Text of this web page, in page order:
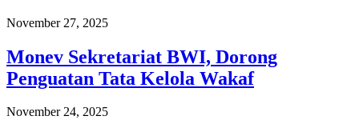
November 27, 2025
Monev Sekretariat BWI, Dorong
Penguatan Tata Kelola Wakaf
November 24, 2025